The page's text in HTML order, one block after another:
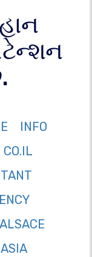
INFO
CO.IL
ALSACE
ASIA